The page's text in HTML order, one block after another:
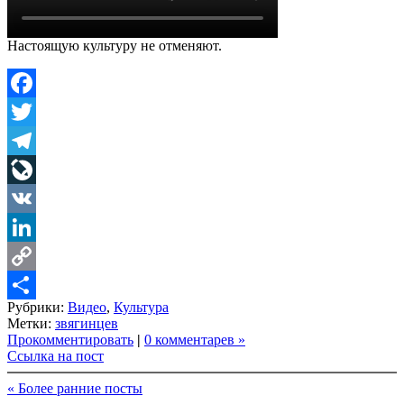
Настоящую культуру не отменяют.
Facebook
Twitter
Telegram
LiveJournal
VK
LinkedIn
Copy
Link
Share
Рубрики: Видео, Культура
Метки: звягинцев
Прокомментировать | 0 комментарев »
Ссылка на пост
« Более ранние посты